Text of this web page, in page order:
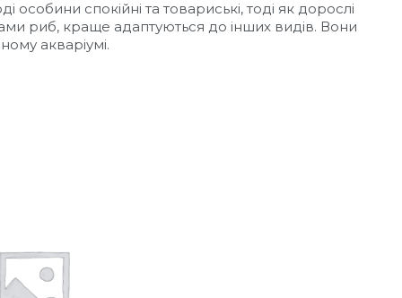
особини спокійні та товариські, тоді як дорослі
риб, краще адаптуються до інших видів. Вони
акваріумі.